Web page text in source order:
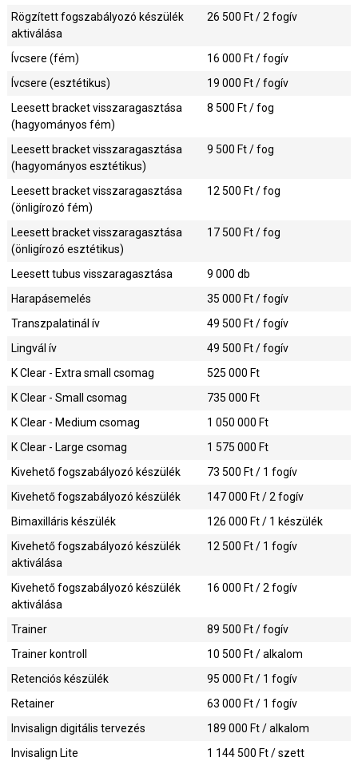
26 500 Ft / 2 fogív
Rögzített fogszabályozó készülék
aktiválása
16 000 Ft / fogív
Ívcsere (fém)
19 000 Ft / fogív
Ívcsere (esztétikus)
8 500 Ft / fog
Leesett bracket visszaragasztása
(hagyományos fém)
9 500 Ft / fog
Leesett bracket visszaragasztása
(hagyományos esztétikus)
12 500 Ft / fog
Leesett bracket visszaragasztása
(önligírozó fém)
17 500 Ft / fog
Leesett bracket visszaragasztása
(önligírozó esztétikus)
9 000db
Leesett tubus visszaragasztása
35 000 Ft / fogív
Harapásemelés
49 500 Ft / fogív
Transzpalatinál ív
49 500 Ft / fogív
Lingvál ív
525 000 Ft
K Clear - Extra small csomag
735 000 Ft
K Clear - Small csomag
1 050 000 Ft
K Clear - Medium csomag
1 575 000 Ft
K Clear - Large csomag
73 500 Ft / 1 fogív
Kivehető fogszabályozó készülék
147 000 Ft / 2 fogív
Kivehető fogszabályozó készülék
126 000 Ft / 1 készülék
Bimaxilláris készülék
12 500 Ft / 1 fogív
Kivehető fogszabályozó készülék
aktiválása
16 000 Ft / 2 fogív
Kivehető fogszabályozó készülék
aktiválása
89 500 Ft / fogív
Trainer
10 500 Ft / alkalom
Trainer kontroll
95 000 Ft / 1 fogív
Retenciós készülék
63 000 Ft / 1 fogív
Retainer
189 000 Ft / alkalom
Invisalign digitális tervezés
1 144 500 Ft / szett
Invisalign Lite